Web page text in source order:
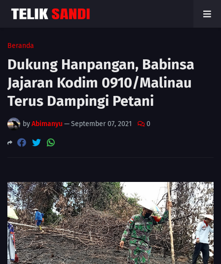
Beranda
Dukung Hanpangan, Babinsa
Jajaran Kodim 0910/Malinau
Terus Dampingi Petani
byAbimanyu —September 07, 2021 0